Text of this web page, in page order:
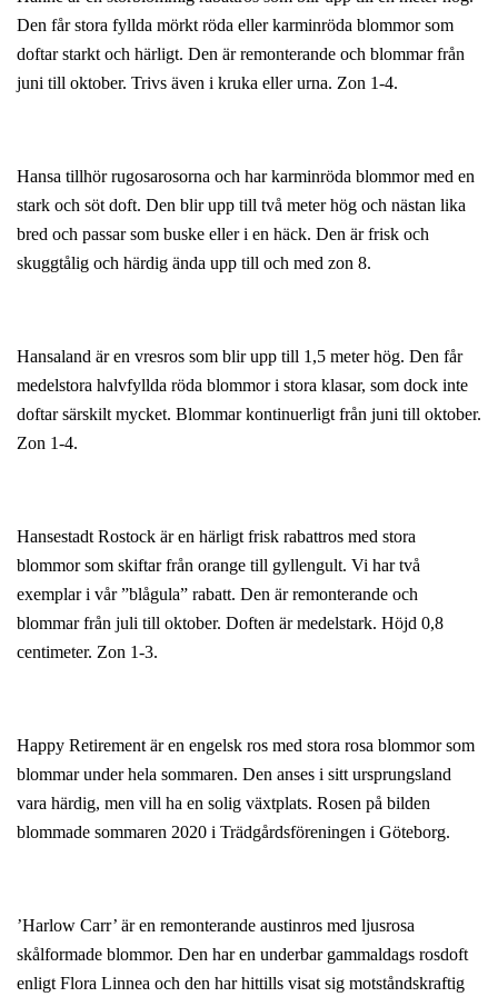
Den får stora fyllda mörkt röda eller karminröda blommor som
doftar starkt och härligt. Den är remonterande och blommar från
juni till oktober. Trivs även i kruka eller urna. Zon 1-4.
Hansa tillhör rugosarosorna och har karminröda blommor med en
stark och söt doft. Den blir upp till två meter hög och nästan lika
bred och passar som buske eller i en häck. Den är frisk och
skuggtålig och härdig ända upp till och med zon 8.
Hansaland är en vresros som blir upp till 1,5 meter hög. Den får
medelstora halvfyllda röda blommor i stora klasar, som dock inte
doftar särskilt mycket. Blommar kontinuerligt från juni till oktober.
Zon 1-4.
Hansestadt Rostock är en härligt frisk rabattros med stora
blommor som skiftar från orange till gyllengult. Vi har två
exemplar i vår ”blågula” rabatt. Den är remonterande och
blommar från juli till oktober. Doften är medelstark. Höjd 0,8
centimeter. Zon 1-3.
Happy Retirement är en engelsk ros med stora rosa blommor som
blommar under hela sommaren. Den anses i sitt ursprungsland
vara härdig, men vill ha en solig växtplats. Rosen på bilden
blommade sommaren 2020 i Trädgårdsföreningen i Göteborg.
’Harlow Carr’ är en remonterande austinros med ljusrosa
skålformade blommor. Den har en underbar gammaldags rosdoft
enligt Flora Linnea och den har hittills visat sig motståndskraftig